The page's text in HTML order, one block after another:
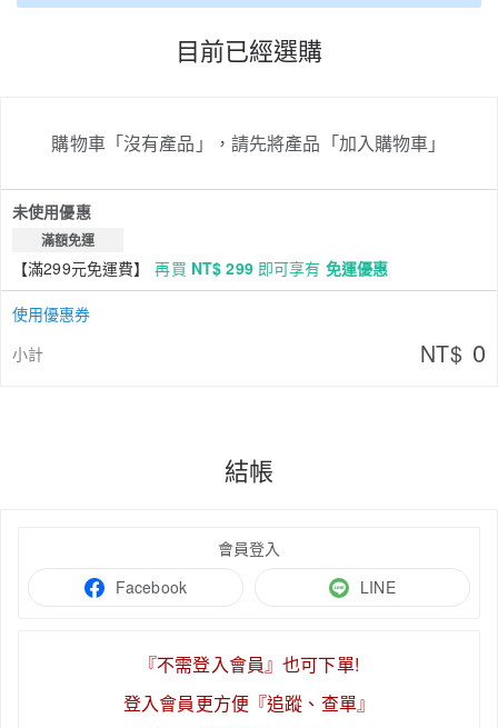
目前已經選購
購物車「沒有產品」，請先將產品「加入購物車」
未使用優惠
滿額免運
【滿299元免運費】 再買 NT$ 299即可享有 免運優惠
使用優惠券
小計
NT$ 0
結帳
會員登入
Facebook
LINE
『不需登入會員』也可下單!
登入會員更方便『追蹤、查單』